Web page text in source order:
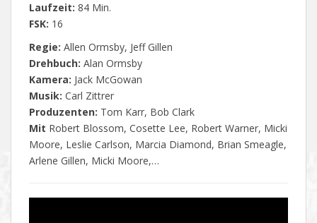
Laufzeit: 84 Min.
FSK: 16
Regie: Allen Ormsby, Jeff Gillen
Drehbuch: Alan Ormsby
Kamera: Jack McGowan
Musik: Carl Zittrer
Produzenten: Tom Karr, Bob Clark
Mit Robert Blossom, Cosette Lee, Robert Warner, Micki
Moore, Leslie Carlson, Marcia Diamond, Brian Smeagle,
Arlene Gillen, Micki Moore,…